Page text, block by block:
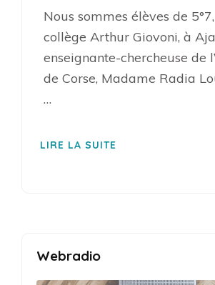
Nous sommes élèves de
collège Arthur Giovoni, à
enseignante-chercheuse de
de Corse, Madame Radia
…
LIRE LA SUITE
Webradio